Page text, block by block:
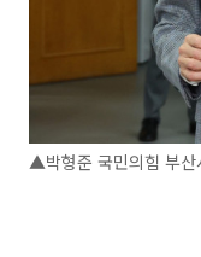
▲박형준 국민의힘 부산